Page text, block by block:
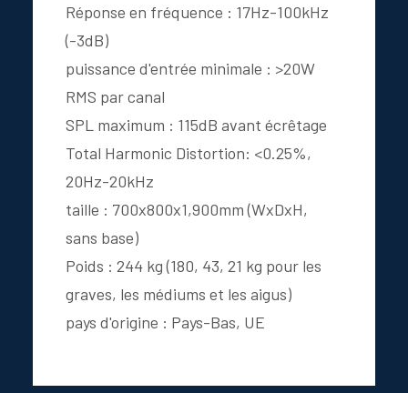
Réponse en fréquence : 17Hz-100kHz
(-3dB)
puissance d'entrée minimale : >20W
RMS par canal
SPL maximum : 115dB avant écrêtage
Total Harmonic Distortion: <0.25%,
20Hz-20kHz
taille : 700x800x1,900mm (WxDxH,
sans base)
Poids : 244 kg (180, 43, 21 kg pour les
graves, les médiums et les aigus)
pays d'origine : Pays-Bas, UE